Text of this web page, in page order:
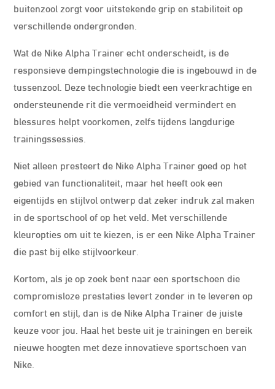
buitenzool zorgt voor uitstekende grip en stabiliteit op
verschillende ondergronden.
Wat de Nike Alpha Trainer echt onderscheidt, is de
responsieve dempingstechnologie die is ingebouwd in de
tussenzool. Deze technologie biedt een veerkrachtige en
ondersteunende rit die vermoeidheid vermindert en
blessures helpt voorkomen, zelfs tijdens langdurige
trainingssessies.
Niet alleen presteert de Nike Alpha Trainer goed op het
gebied van functionaliteit, maar het heeft ook een
eigentijds en stijlvol ontwerp dat zeker indruk zal maken
in de sportschool of op het veld. Met verschillende
kleuropties om uit te kiezen, is er een Nike Alpha Trainer
die past bij elke stijlvoorkeur.
Kortom, als je op zoek bent naar een sportschoen die
compromisloze prestaties levert zonder in te leveren op
comfort en stijl, dan is de Nike Alpha Trainer de juiste
keuze voor jou. Haal het beste uit je trainingen en bereik
nieuwe hoogten met deze innovatieve sportschoen van
Nike.